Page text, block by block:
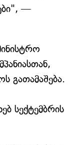
—
გათამაშება.
სექტემბრის